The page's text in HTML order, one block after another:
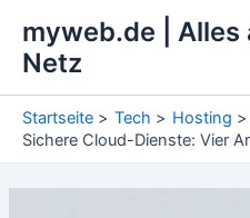
Inhalt
springen
myweb.de | Alles
Netz
Startseite Tech
Hosting
Sichere Cloud-Dienste: Vier